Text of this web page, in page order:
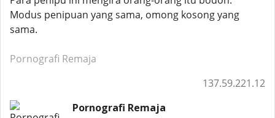
Modus penipuan yang sama, omong kosong yang
sama.
Pornografi Remaja
137.59.221.12
Pornografi Remaja